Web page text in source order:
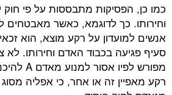
מתבססות על פי חוק יסוד כבוד
לדוגמא, כאשר מאבטחים לא מכניסים
על רקע מוצא, הוא זכאי לתבוע על
בכבוד האדם וחירותו. לא צריך להיות
זה או אחר, כי אפליה מסוג זה היא